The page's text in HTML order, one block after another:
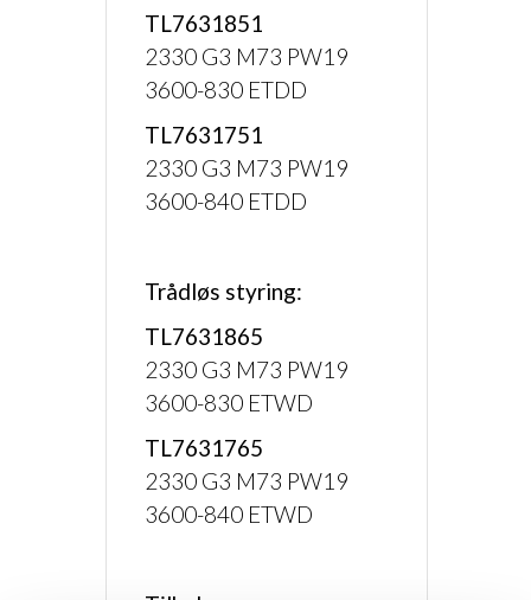
TL7631851
2330 G3 M73 PW19
3600-830 ETDD
TL7631751
2330 G3 M73 PW19
3600-840 ETDD
Trådløs styring:
TL7631865
2330 G3 M73 PW19
3600-830 ETWD
TL7631765
2330 G3 M73 PW19
3600-840 ETWD